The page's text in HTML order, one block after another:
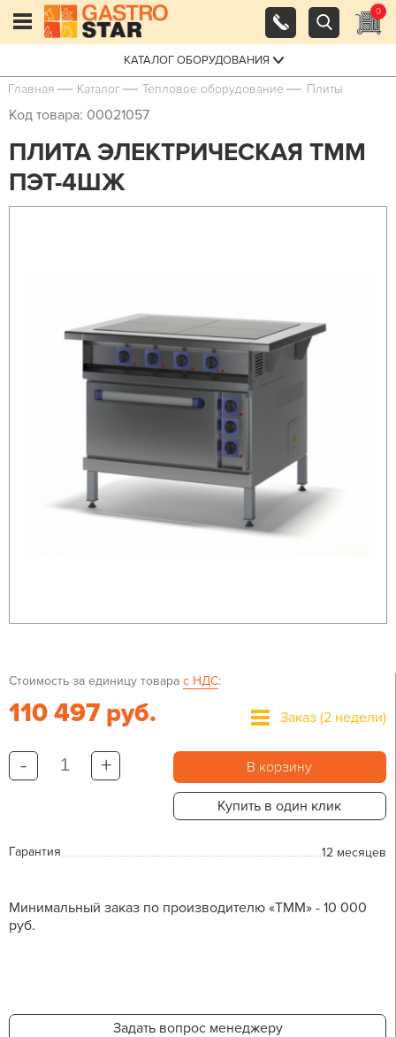
0
КАТАЛОГ ОБОРУДОВАНИЯ
Главная Каталог Тепловое оборудование Плиты
Код товара: 00021057
ПЛИТА ЭЛЕКТРИЧЕСКАЯ ТММ
ПЭТ-4ШЖ
Стоимость за единицу товара с НДС:
110 497 руб. Заказ (2 недели)
- + В корзину
Купить в один клик
Гарантия 12 месяцев
Минимальный заказ по производителю «ТММ» - 10 000
руб.
Задать вопрос менеджеру